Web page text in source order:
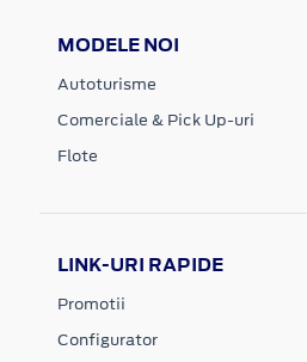
MODELE NOI
Autoturisme
Comerciale & Pick Up-uri
Flote
LINK-URI RAPIDE
Promotii
Configurator